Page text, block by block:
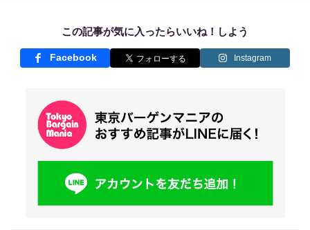
この記事が気に入ったらいいね！しよう
Facebook Instagram